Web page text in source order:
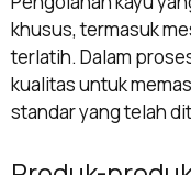
khusus, termasuk
terlatih. Dalam
kualitas untuk
standar yang telah